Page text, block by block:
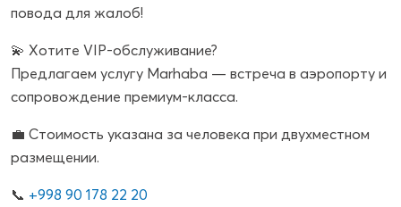
повода для жалоб!
💫 Хотите VIP-обслуживание?
Предлагаем услугу Marhaba — встреча в аэропорту и
сопровождение премиум-класса.
💼 Стоимость указана за человека при двухместном
размещении.
📞 +998 90 178 22 20